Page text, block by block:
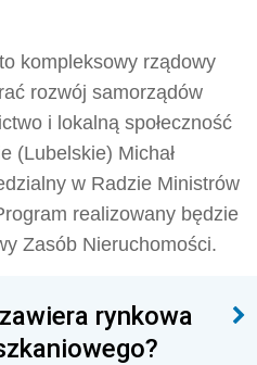
kompleksowy rządowy
rozwój samorządów
i lokalną społeczność
(Lubelskie) Michał
w Radzie Ministrów
realizowany będzie
Zasób Nieruchomości.
rynkowa